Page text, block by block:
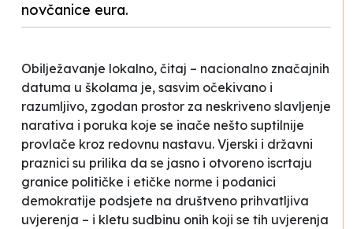
novčanice eura.
Obilježavanje lokalno, čitaj – nacionalno značajnih
datuma u školama je, sasvim očekivano i
razumljivo, zgodan prostor za neskriveno slavljenje
narativa i poruka koje se inače nešto suptilnije
provlače kroz redovnu nastavu. Vjerski i državni
praznici su prilika da se jasno i otvoreno iscrtaju
granice političke i etičke norme i podanici
demokratije podsjete na društveno prihvatljiva
uvjerenja – i kletu sudbinu onih koji se tih uvjerenja